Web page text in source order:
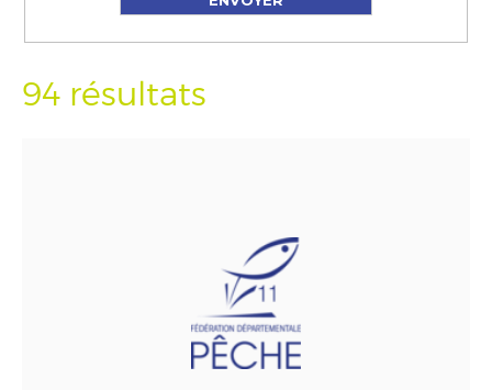
94 résultats